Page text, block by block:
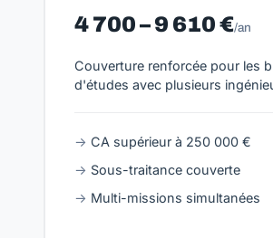
4 700 – 9 610 €/an
Couverture renforcée pour les
d'études avec plusieurs
CA supérieur à 250 000 €
Sous-traitance couverte
Multi-missions simultanées